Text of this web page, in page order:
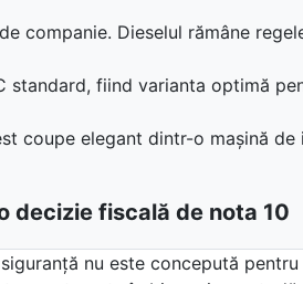
companie. Dieselul rămâne
fiind varianta optimă
coupe elegant dintr-o mașină
decizie fiscală de nota 10
nu este concepută